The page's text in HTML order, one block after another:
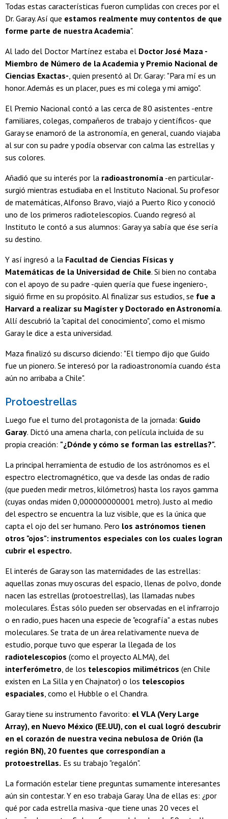
Todas estas características fueron cumplidas con creces por el
Dr. Garay. Así que estamos realmente muy contentos de que
forme parte de nuestra Academia".
Al lado del Doctor Martínez estaba el Doctor José Maza -
Miembro de Número de la Academia y Premio Nacional de
Ciencias Exactas- , quien presentó al Dr. Garay: "Para mí es un
honor. Además es un placer, pues es mi colega y mi amigo".
El Premio Nacional contó a las cerca de 80 asistentes -entre
familiares, colegas, compañeros de trabajo y científicos- que
Garay se enamoró de la astronomía, en general, cuando viajaba
al sur con su padre y podía observar con calma las estrellas y
sus colores.
Añadió que su interés por la radioastronomía -en particular-
surgió mientras estudiaba en el Instituto Nacional. Su profesor
de matemáticas, Alfonso Bravo, viajó a Puerto Rico y conoció
uno de los primeros radiotelescopios. Cuando regresó al
Instituto le contó a sus alumnos: Garay ya sabía que ése sería
su destino.
Y así ingresó a la Facultad de Ciencias Físicas y
Matemáticas de la Universidad de Chile. Si bien no contaba
con el apoyo de su padre -quien quería que fuese ingeniero-,
siguió firme en su propósito. Al finalizar sus estudios, se fue a
Harvard a realizar su Magíster y Doctorado en Astronomía.
Allí descubrió la "capital del conocimiento", como el mismo
Garay le dice a esta universidad.
Maza finalizó su discurso diciendo: "El tiempo dijo que Guido
fue un pionero. Se interesó por la radioastronomía cuando ésta
aún no arribaba a Chile".
Protoestrellas
Luego fue el turno del protagonista de la jornada: Guido
Garay. Dictó una amena charla, con película incluida de su
propia creación: "¿Dónde y cómo se forman las estrellas?".
La principal herramienta de estudio de los astrónomos es el
espectro electromagnético, que va desde las ondas de radio
(que pueden medir metros, kilómetros) hasta los rayos gamma
(cuyas ondas miden 0,000000000001 metro). Justo al medio
del espectro se encuentra la luz visible, que es la única que
capta el ojo del ser humano. Pero los astrónomos tienen
otros "ojos": instrumentos especiales con los cuales logran
cubrir el espectro.
El interés de Garay son las maternidades de las estrellas:
aquellas zonas muy oscuras del espacio, llenas de polvo, donde
nacen las estrellas (protoestrellas), las llamadas nubes
moleculares. Éstas sólo pueden ser observadas en el infrarrojo
o en radio, pues hacen una especie de "ecografía" a estas nubes
moleculares. Se trata de un área relativamente nueva de
estudio, porque tuvo que esperar la llegada de los
radiotelescopios (como el proyecto ALMA), del
interferómetro, de los telescopios milimétricos (en Chile
existen en La Silla y en Chajnator) o los telescopios
espaciales, como el Hubble o el Chandra.
Garay tiene su instrumento favorito: el VLA (Very Large
Array), en Nuevo México (EE.UU), con el cual logró descubrir
en el corazón de nuestra vecina nebulosa de Orión (la
región BN), 20 fuentes que correspondían a
protoestrellas. Es su trabajo "regalón".
La formación estelar tiene preguntas sumamente interesantes
aún sin contestar. Y en eso trabaja Garay. Una de ellas es: ¿por
qué por cada estrella masiva -que tiene unas 20 veces el